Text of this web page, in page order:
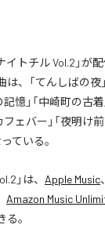
イトチル Vol.2」が
、「てんしばの夜
憶」「中崎町の古
フェバー」「夜明け
ている。
」は、 Apple Music、
Amazon Music
。